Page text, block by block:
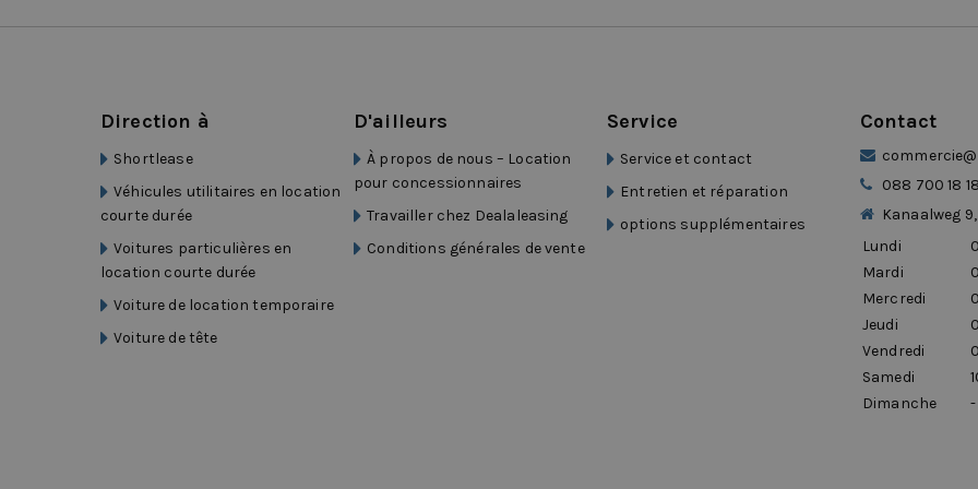
Direction à
Shortlease
Véhicules utilitaires en location
courte durée
Voitures particulières en
location courte durée
Voiture de location temporaire
Voiture de tête
D'ailleurs
À propos de nous – Location
pour concessionnaires
Travailler chez Dealaleasing
Conditions générales de vente
Service
Service et contact
Entretien et réparation
options supplémentaires
Contact
088 700 18 18
Kanaalweg
Lundi
Mardi
Mercredi
Jeudi
Vendredi
Samedi
Dimanche
-